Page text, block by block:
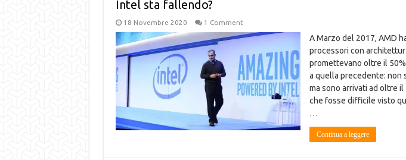
Intel sta fallendo?
18 Novembre 2020 1 Comment
A Marzo del 2017, AMD
processori con
promettevano oltre il
a quella precedente: non
ma sono arrivati ad oltre il
che fosse difficile visto
…
Continua a leggere